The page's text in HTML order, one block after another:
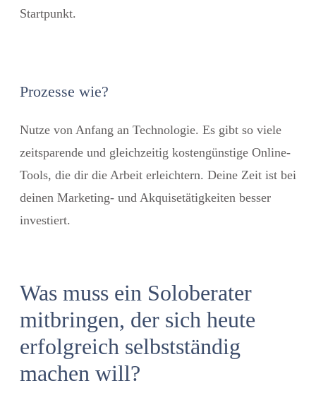
Startpunkt.
Prozesse wie?
Nutze von Anfang an Technologie. Es gibt so viele
zeitsparende und gleichzeitig kostengünstige Online-
Tools, die dir die Arbeit erleichtern. Deine Zeit ist bei
deinen Marketing- und Akquisetätigkeiten besser
investiert.
Was muss ein Soloberater
mitbringen, der sich heute
erfolgreich selbstständig
machen will?